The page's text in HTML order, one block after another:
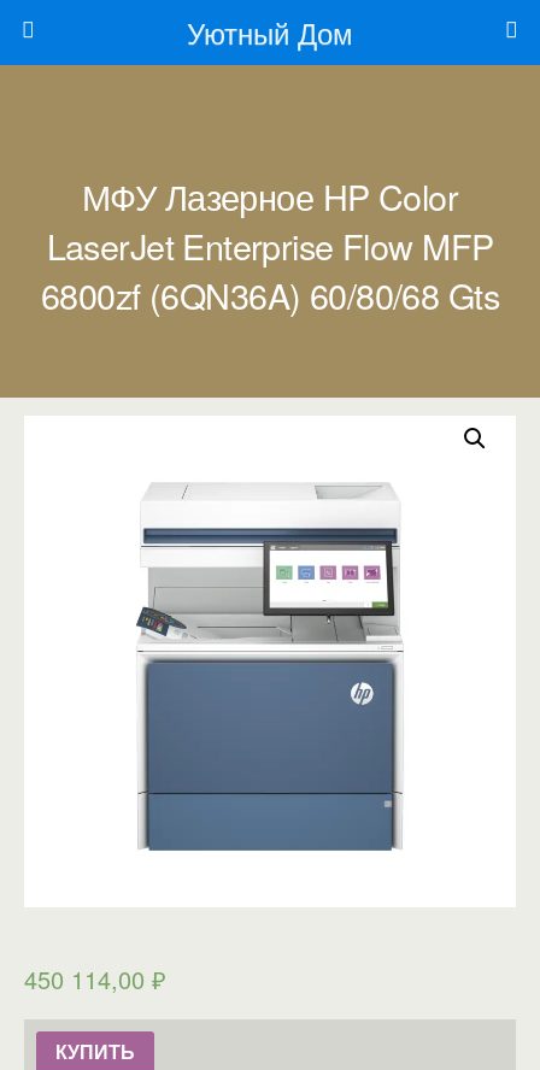
Уютный Дом
МФУ Лазерное HP Color
LaserJet Enterprise Flow MFP
6800zf (6QN36A) 60/80/68 Gts
450 114,00 ₽
КУПИТЬ